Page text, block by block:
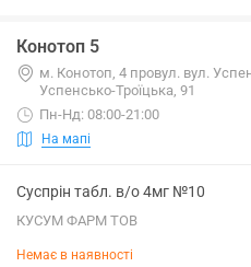
Конотоп 5
м. Конотоп, 4 провул. вул.
Успенсько-Троїцька, 91
Пн-Нд: 08:00-21:00
На мапі
Суспрін табл. в/о 4мг №10
КУСУМ ФАРМ ТОВ
Немає в наявності